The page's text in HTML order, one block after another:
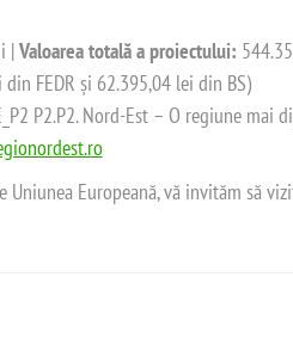
|Valoarea totală a proiectului:
FEDR și 62.395,04 lei din BS)
P2.P2. Nord-Est – O regiune mai
Europeană, vă invităm să